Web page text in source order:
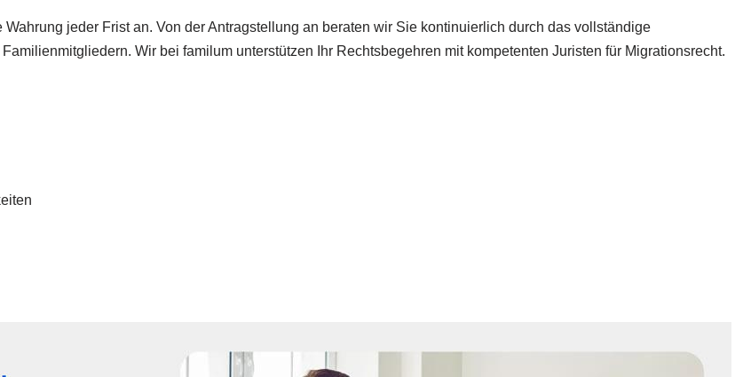
jeder Frist an. Von der Antragstellung an beraten wir Sie kontinuierlich durch das vollständige
Wir bei familum unterstützen Ihr Rechtsbegehren mit kompetenten Juristen für Migrationsrecht.